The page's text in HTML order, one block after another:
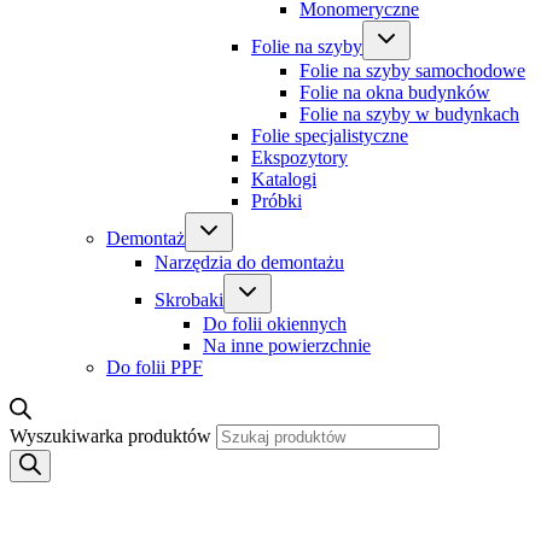
Monomeryczne
Folie na szyby
Folie na szyby samochodowe
Folie na okna budynków
Folie na szyby w budynkach
Folie specjalistyczne
Ekspozytory
Katalogi
Próbki
Demontaż
Narzędzia do demontażu
Skrobaki
Do folii okiennych
Na inne powierzchnie
Do folii PPF
Wyszukiwarka produktów